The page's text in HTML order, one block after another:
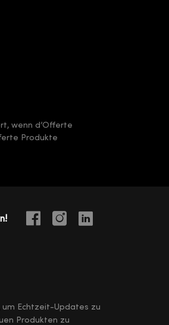
wenn d’Offerte
Produkte
um Echtzeit-Updates zu
Produkten zu